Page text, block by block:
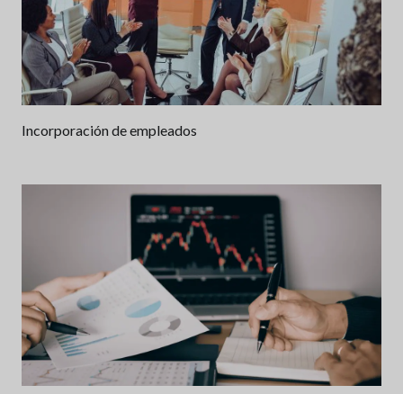
Incorporación de empleados